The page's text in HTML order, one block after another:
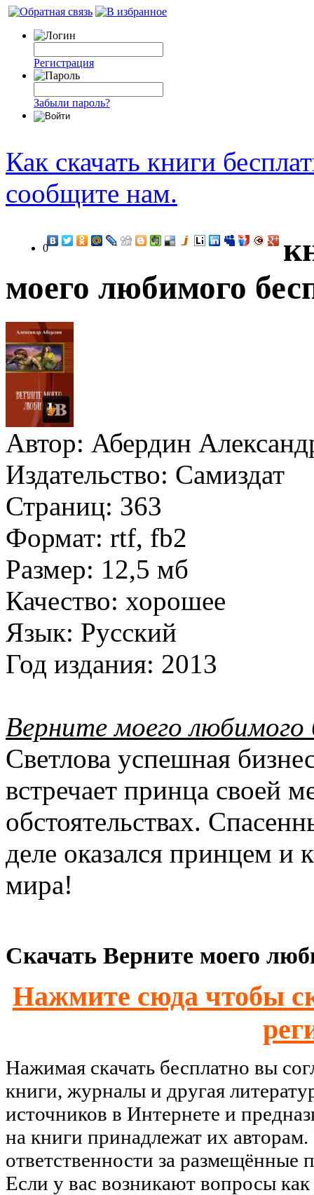
Регистрация
Забыли пароль?
Как скачать книги
сообщите нам.
0
моего любимого
Автор: Абердин
Издательство: Самиздат
Страниц: 363
Формат: rtf, fb2
Размер: 12,5 мб
Качество: хорошее
Язык: Русский
Год издания: 2013
Верните моего любимого
Светлова успешная
встречает принца своей
обстоятельствах.
деле оказался принцем и
мира!
Скачать Верните моего
Нажмите сюда чтобы
Нажимая скачать бесплатно вы
книги, журналы и другая
источников в Интернете и
на книги принадлежат их
ответственности за размещённые
Если у вас возникают вопросы как